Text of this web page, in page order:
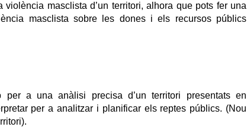
masclista d’un territori, alhora que pots fer una
masclista sobre les dones i els recursos públics
per a una anàlisi precisa d’un territori presentats en
per a analitzar i planificar els reptes públics. (Nou